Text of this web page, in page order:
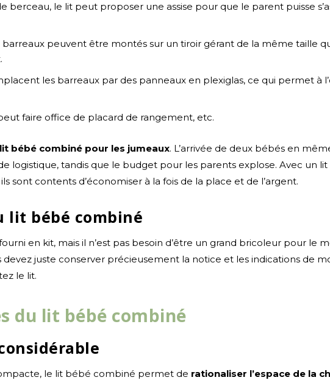
berceau, le lit peut proposer une assise pour que le parent puisse
barreaux peuvent être montés sur un tiroir gérant de la même taille
les barreaux par des panneaux en plexiglas, ce qui permet à
faire office de placard de rangement, etc.
lit bébé combiné pour les jumeaux. L’arrivée de deux bébés en
logistique, tandis que le budget pour les parents explose. Avec un
sont contents d’économiser à la fois de la place et de l’argent.
lit bébé combiné
en kit, mais il n’est pas besoin d’être un grand bricoleur pour le
devez juste conserver précieusement la notice et les indications de
le lit.
du lit bébé combiné
le lit bébé combiné permet de rationaliser l’espace de la